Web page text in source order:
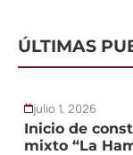
ÚLTIMAS
julio 1, 2026
Inicio de
mixto “La